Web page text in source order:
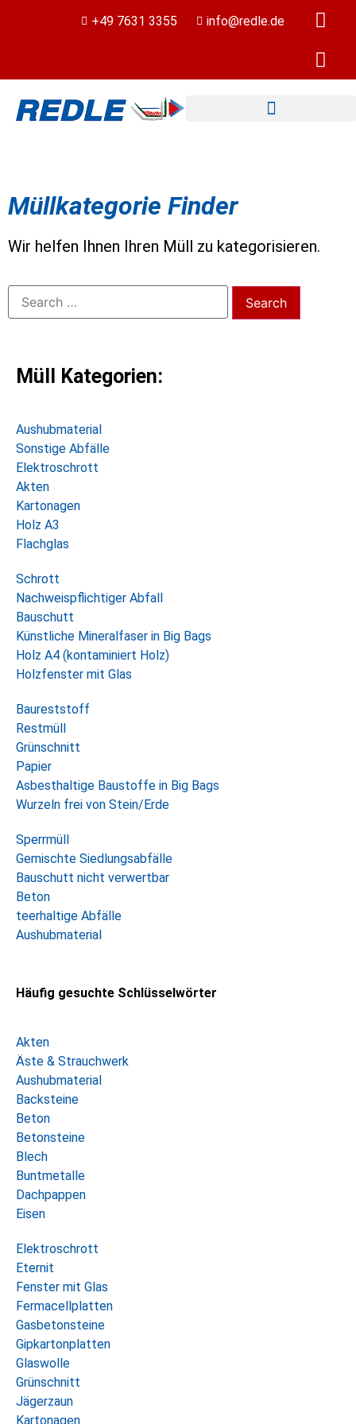
+49 7631 3355 info@redle.de
Müllkategorie Finder
Wir helfen Ihnen Ihren Müll zu kategorisieren.
Müll Kategorien:
Aushubmaterial
Sonstige Abfälle​
Elektroschrott
Akten
Kartonagen
Holz A3
Flachglas
Schrott
Nachweispflichtiger Abfall
Bauschutt
Künstliche Mineralfaser in Big Bags
Holz A4 (kontaminiert Holz)
Holzfenster mit Glas
Baureststoff
Restmüll
Grünschnitt
Papier
Asbesthaltige Baustoffe in Big Bags
Wurzeln frei von Stein/Erde
Sperrmüll
Gemischte Siedlungsabfälle
Bauschutt nicht verwertbar
Beton
teerhaltige Abfälle
Aushubmaterial
Häufig gesuchte Schlüsselwörter
Akten
Äste & Strauchwerk
Aushubmaterial
Backsteine
Beton
Betonsteine
Blech
Buntmetalle
Dachpappen
Eisen
Elektroschrott
Eternit
Fenster mit Glas
Fermacellplatten
Gasbetonsteine
Gipkartonplatten
Glaswolle
Grünschnitt
Jägerzaun
Kartonagen